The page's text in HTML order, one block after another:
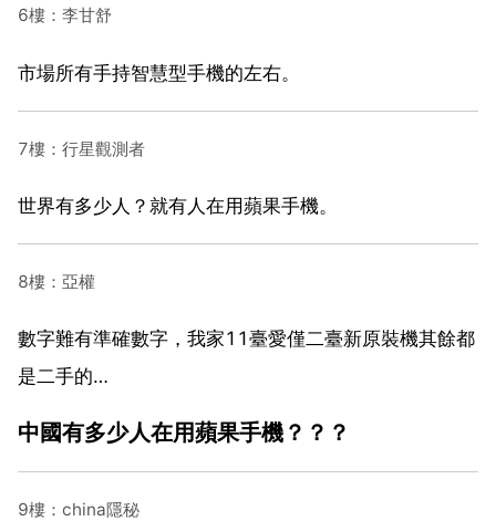
6樓：李甘舒
市場所有手持智慧型手機的左右。
7樓：行星觀測者
世界有多少人？就有人在用蘋果手機。
8樓：亞權
數字難有準確數字，我家11臺愛僅二臺新原裝機其餘都
是二手的…
中國有多少人在用蘋果手機？？？
9樓：china隱秘